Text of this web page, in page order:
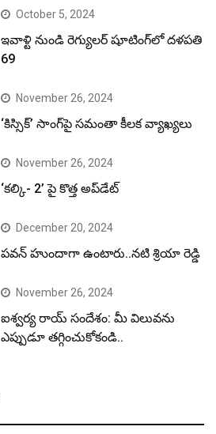
October 5, 2024
ఇవాళ్టి నుండి రెగ్యులర్ షూటింగ్‌లో దళపతి
69
November 26, 2024
‘కిస్సిక్’ సాంగ్‌పై సమంతా కీలక వ్యాఖ్యలు
November 26, 2024
‘కల్కి- 2’ పై కొత్త అప్‌డేట్
December 20, 2024
పవన్ హుందాగా ఉంటారు..నటి శ్రియా రెడ్డి
November 26, 2024
ఐశ్వర్య రాయ్ సందేశం: మీ విలువను
ఎప్పుడూ తగ్గించుకోకండి..